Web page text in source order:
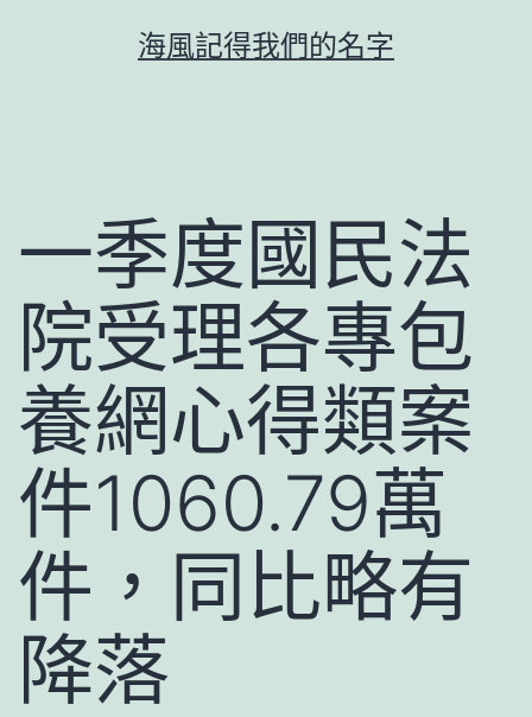
海風記得我們的名字
一季度國民法
院受理各專包
養網心得類案
件1060.79萬
件，同比略有
降落